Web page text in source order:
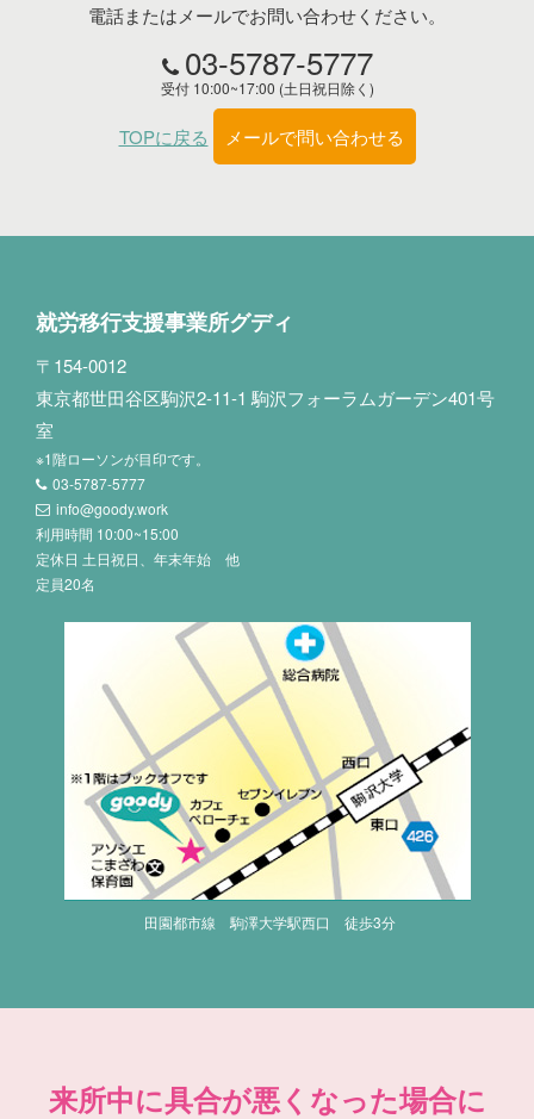
電話またはメールでお問い合わせください。
03-5787-5777
受付 10:00~17:00 (土日祝日除く)
TOPに戻る メールで問い合わせる
就労移行支援事業所グディ
〒154-0012
東京都世田谷区駒沢2-11-1 駒沢フォーラムガーデン401号
室
※1階ローソンが目印です。
03-5787-5777
info@goody.work
利用時間 10:00~15:00
定休日 土日祝日、年末年始 他
定員20名
田園都市線 駒澤大学駅西口 徒歩3分
来所中に具合が悪くなった場合に